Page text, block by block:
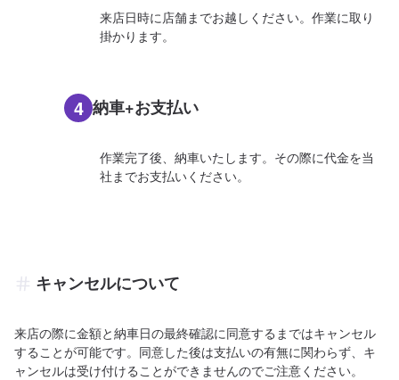
来店日時に店舗までお越しください。作業に取り
掛かります。
4 納車+お支払い
作業完了後、納車いたします。その際に代金を当
社までお支払いください。
キャンセルについて
来店の際に金額と納車日の最終確認に同意するまではキャンセル
することが可能です。同意した後は支払いの有無に関わらず、キ
ャンセルは受け付けることができませんのでご注意ください。